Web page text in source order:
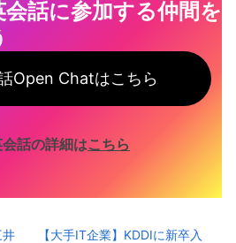
話に参加する仲間を
Open Chatはこちら
話の詳細はこちら
井
【大手IT企業】KDDIに新卒入